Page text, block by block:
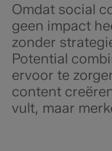
Omdat social
geen impact
zonder
Potential
ervoor te
content
vult, maar